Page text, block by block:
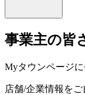
事業主の皆
Myタウンページ
店舗/企業情報を